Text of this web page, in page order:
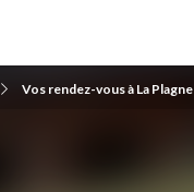
Vos rendez-vous à La Plagne